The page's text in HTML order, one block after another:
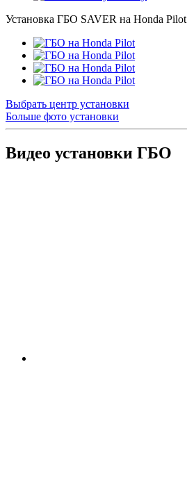
Установка ГБО SAVER на Honda Pilot
Выбрать центр установки
Больше фото установки
Видео установки ГБО